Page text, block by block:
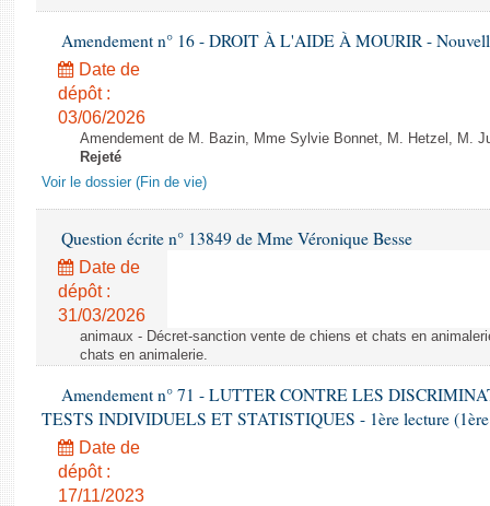
Amendement n° 16 - DROIT À L'AIDE À MOURIR -
Date de
dépôt :
03/06/2026
Amendement de M. Bazin, Mme Sylvie Bonnet, M. Hetzel, M.
Rejeté
Voir le dossier (Fin de vie)
Question écrite n° 13849 de Mme Véronique Besse
Date de
dépôt :
31/03/2026
animaux - Décret-sanction vente de chiens et chats en
chats en animalerie.
Amendement n° 71 - LUTTER CONTRE LES
TESTS INDIVIDUELS ET STATISTIQUES - 1ère lecture (1ère
Date de
dépôt :
17/11/2023